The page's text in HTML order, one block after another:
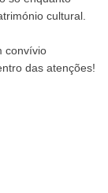
cultural.
convívio
das atenções!